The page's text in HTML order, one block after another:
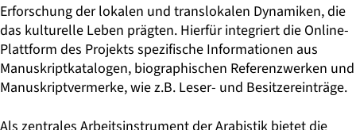
Erforschung der lokalen und translokalen Dynamiken, die
das kulturelle Leben prägten. Hierfür integriert die Online-
Plattform des Projekts spezifische Informationen aus
Manuskriptkatalogen, biographischen Referenzwerken und
Manuskriptvermerke, wie z.B. Leser- und Besitzereinträge.